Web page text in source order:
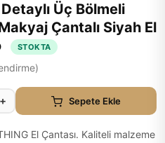
Üç Bölmeli
Çantalı Siyah El
STOKTA
+ Sepete Ekle
El Çantası. Kaliteli malzeme